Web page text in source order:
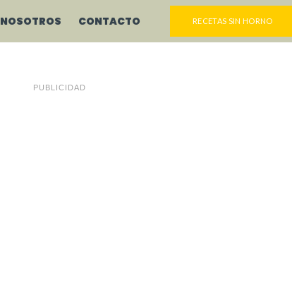
NOSOTROS CONTACTO RECETAS SIN HORNO
PUBLICIDAD